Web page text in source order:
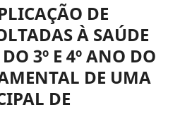
DE
À SAÚDE
3º E 4º ANO DO
DE UMA
DE